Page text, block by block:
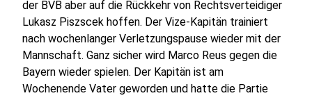
der BVB aber auf die Rückkehr von Rechtsverteidiger
Lukasz Piszscek hoffen. Der Vize-Kapitän trainiert
nach wochenlanger Verletzungspause wieder mit der
Mannschaft. Ganz sicher wird Marco Reus gegen die
Bayern wieder spielen. Der Kapitän ist am
Wochenende Vater geworden und hatte die Partie